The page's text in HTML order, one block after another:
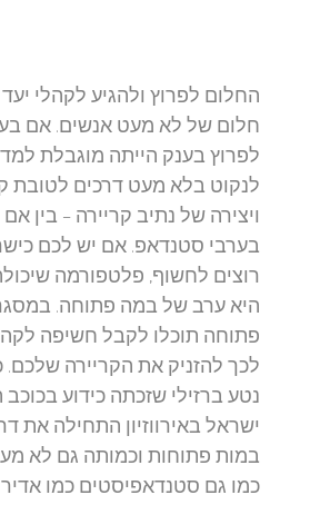
החלום לפרוץ ולהגיע לקהלי יעד
חלום של לא מעט אנשים. אם
לפרוץ בענק הייתה מוגבלת למדי,
לנקוט בלא מעט דרכים לטובת
ויצירה של נתיב קריירה – בין אם
בערבי סטנדאפ. אם יש לכם
רוצים לחשוף, פלטפורמה
היא ערב של במה פתוחה.
פתוחה תוכלו לקבל חשיפה
לכך להזניק את הקריירה שלכם.
נטע ברזילי שזכתה כידוע בכוכב
ישראל באירווזיון התחילה את
במות פתוחות וכמותה גם לא מעט
כמו גם סטנדאפיסטים כמו אדיר